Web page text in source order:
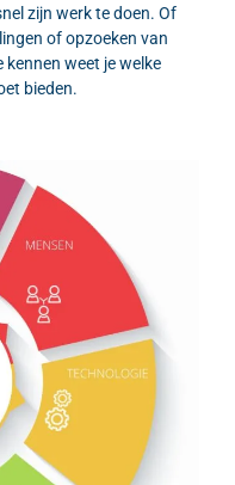
zijn werk te doen. Of
of opzoeken van
weet je welke
bieden.